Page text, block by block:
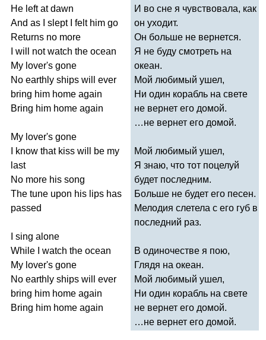
He left at dawn
And as slept felt him go
Returns no more
will not watch the ocean
My lover's gone
No earthly ships will
ever
bring him home again
Bring him home again
My lover's gone
know that kiss will be my
last
No more his song
The tune upon his lips has
passed
sing alone
While
watch the ocean
My lover's gone
No earthly ships will
ever
bring him home again
Bring him home again
И во сне я чувствовала, как
он уходит.
Он больше не вернется.
Я не буду смотреть на
океан.
Мой любимый ушел,
Ни один корабль на свете
не вернет его домой.
…не вернет его домой.
Мой любимый ушел,
Я знаю, что тот поцелуй
будет последним.
Больше не будет его песен.
Мелодия слетела с его губ в
последний раз.
В одиночестве я пою,
Глядя на океан.
Мой любимый ушел,
Ни один корабль на свете
не вернет его домой.
…не вернет его домой.